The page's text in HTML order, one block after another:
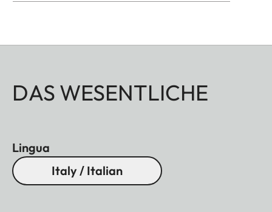
DAS WESENTLICHE
Lingua
Italy / Italian